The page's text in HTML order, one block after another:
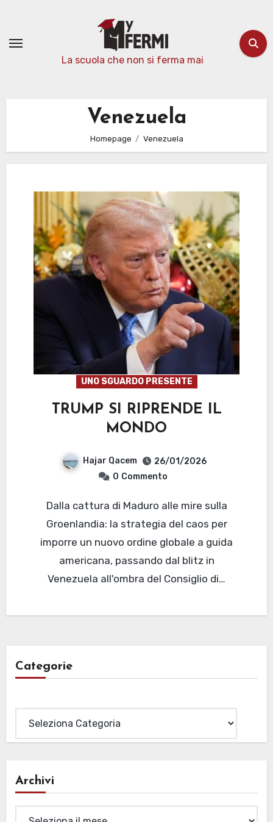
contenuto
La scuola che non si ferma mai
Venezuela
Homepage Venezuela
UNO SGUARDO PRESENTE
TRUMP SI RIPRENDE IL
MONDO
Hajar Qacem
26/01/2026
0 Commento
Dalla cattura di Maduro alle mire sulla
Groenlandia: la strategia del caos per
imporre un nuovo ordine globale a guida
americana, passando dal blitz in
Venezuela all'ombra del Consiglio di…
Categorie
Archivi